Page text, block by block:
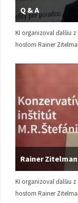
Q & A
KI organizoval ďalšiu z
hosťom Rainer
Rainer
KI organizoval ďalšiu z
hosťom Rainer